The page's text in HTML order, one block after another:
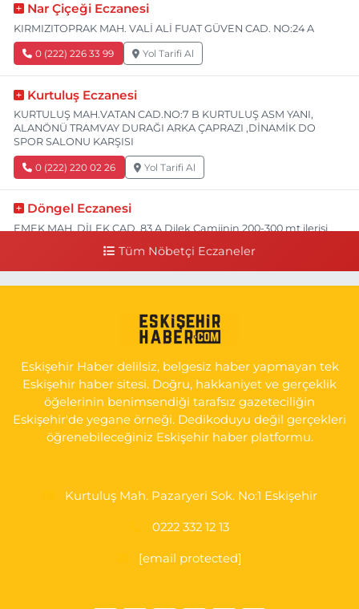
Nar Çiçeği Eczanesi
KIRMIZITOPRAK MAH. VALİ ALİ FUAT GÜVEN CAD. NO:24 A
0 (222) 226 33 99 Yol Tarifi Al
Kurtuluş Eczanesi
KURTULUŞ MAH.VATAN CAD.NO:7 B KURTULUŞ ASM YANI,
ALANÖNÜ TRAMVAY DURAĞI ARKA ÇAPRAZI ,DİNAMİK DO
SPOR SALONU KARŞISI
0 (222) 220 02 26 Yol Tarifi Al
Döngel Eczanesi
EMEK MAH. DİLEK CAD. 83 A Dilek Camiinin 200-300 mt ilerisi
İSTİKLAL MAH. ŞAİR FUZULİ CAD. NO:35 A HAVA HASTANESİ
KARŞI KÖŞESİ ŞAİR FUZULİ AİLE SAĞLIĞI MERKEZİ KARŞISI
0 (222) 230 11 31 Yol Tarifi Al
Tüm Nöbetçi Eczaneler
Eskişehir Haber delilsiz, belgesiz haber yapmayan tek
Eskişehir haber sitesi. Doğru, hakkaniyet ve gerçeklik
öğelerinin benimsendiği tarafsız gazeteciliğin
Eskişehir'de yegane örneği. Dedikoduyu değil gerçekleri
öğrenebileceğiniz Eskişehir haber platformu.
Kurtuluş Mah. Pazaryeri Sok. No:1 Eskişehir
0222 332 12 13
[email protected]